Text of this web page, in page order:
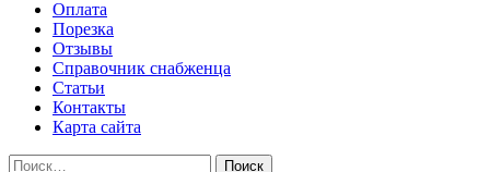
Оплата
Порезка
Отзывы
Справочник снабженца
Статьи
Контакты
Карта сайта